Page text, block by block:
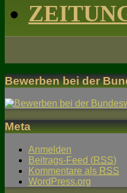
Bewerben bei der
Meta
Anmelden
Beitrags-Feed (RSS)
Kommentare als RSS
WordPress.org